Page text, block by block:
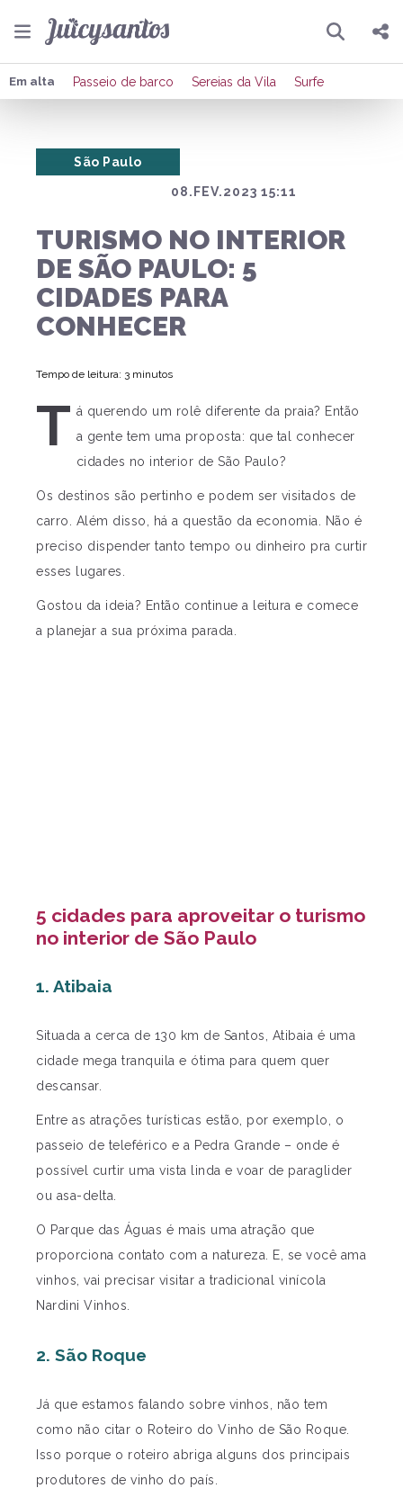
Pesquisar
Compartilhar
Publicar no X
Em alta Passeio de barco Sereias da Vila Surfe
08.FEV.2023 15:11
São Paulo
TURISMO NO INTERIOR
DE SÃO PAULO: 5
CIDADES PARA
CONHECER
Tempo de leitura: 3 minutos
T á querendo um rolê diferente da praia? Então
a gente tem uma proposta: que tal conhecer
cidades no interior de São Paulo?
Os destinos são pertinho e podem ser visitados de
carro. Além disso, há a questão da economia. Não é
preciso dispender tanto tempo ou dinheiro pra curtir
esses lugares.
Gostou da ideia? Então continue a leitura e comece
a planejar a sua próxima parada.
5 cidades para aproveitar o turismo
no interior de São Paulo
1. Atibaia
Situada a cerca de 130 km de Santos, Atibaia é uma
cidade mega tranquila e ótima para quem quer
descansar.
Entre as atrações turísticas estão, por exemplo, o
passeio de teleférico e a Pedra Grande – onde é
possível curtir uma vista linda e voar de paraglider
ou asa-delta.
O Parque das Águas é mais uma atração que
proporciona contato com a natureza. E, se você ama
vinhos, vai precisar visitar a tradicional vinícola
Nardini Vinhos.
2. São Roque
Já que estamos falando sobre vinhos, não tem
como não citar o Roteiro do Vinho de São Roque.
Isso porque o roteiro abriga alguns dos principais
produtores de vinho do país.